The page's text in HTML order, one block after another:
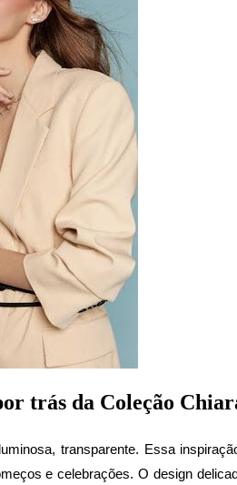
trás da Coleção
transparente. Essa
e celebrações. O design